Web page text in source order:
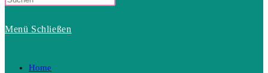
Suche
Menü Schließen
Home